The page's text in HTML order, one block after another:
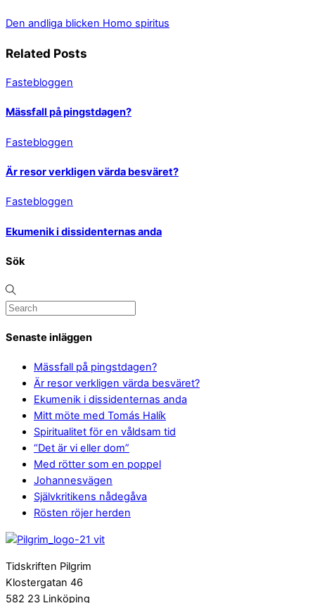
Den andliga blicken Homo spiritus
Related Posts
Fastebloggen
Mässfall på pingstdagen?
Fastebloggen
Är resor verkligen värda besväret?
Fastebloggen
Ekumenik i dissidenternas anda
Sök
Senaste inläggen
Mässfall på pingstdagen?
Är resor verkligen värda besväret?
Ekumenik i dissidenternas anda
Mitt möte med Tomás Halík
Spiritualitet för en våldsam tid
“Det är vi eller dom”
Med rötter som en poppel
Johannesvägen
Självkritikens nådegåva
Rösten röjer herden
Tidskriften Pilgrim
Klostergatan 46
582 23 Linköping